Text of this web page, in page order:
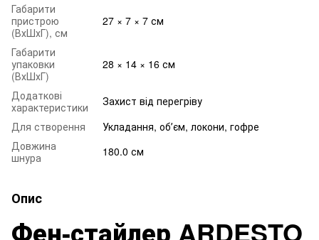
Габарити
пристрою
(ВхШхГ), см
27 × 7 × 7 см
Габарити
упаковки
(ВхШхГ)
28 × 14 × 16 см
Додаткові
характеристики
Захист від перегріву
Для створення
Укладання, обʼєм, локони, гофре
Довжина
шнура
180.0 см
Опис
Фен-стайлер ARDESTO